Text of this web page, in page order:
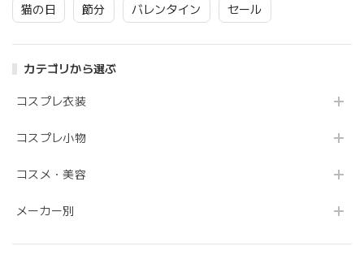
猫の日 節分 バレンタイン セール
カテゴリから選ぶ
コスプレ衣装
コスプレ小物
コスメ・美容
メーカー別